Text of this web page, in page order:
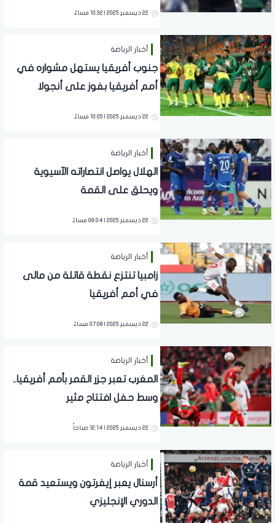
22 ديسمبر 2025 | 10:32 مساءً
أخبار الرياضة
جنوب أفريقيا يستهل مشواره في
أمم أفريقيا بفوز على أنجولا
22 ديسمبر 2025 | 10:05 مساءً
أخبار الرياضة
الهلال يواصل انتصاراته الآسيوية
ويحلق على القمة
22 ديسمبر 2025 | 09:04 مساءً
أخبار الرياضة
زامبيا تنتزع نقطة قاتلة من مالى
في أمم أفريقيا
22 ديسمبر 2025 | 07:08 مساءً
أخبار الرياضة
المغرب تعبر جزر القمر بأمم أفريقيا..
وسط حفل افتتاح مثير
22 ديسمبر 2025 | 12:14 صباحاً
أخبار الرياضة
أرسنال يعبر إيفرتون ويستعيد قمة
الدوري الإنجليزي